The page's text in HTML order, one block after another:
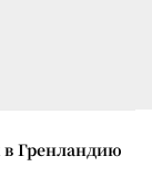
Гренландию